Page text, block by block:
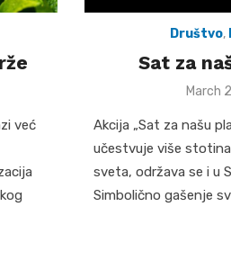
već
Društvo,
Sat za
Posted
March
Akcija „Sat za našu
učestvuje više
sveta, održava se i u
Simbolično gašenje